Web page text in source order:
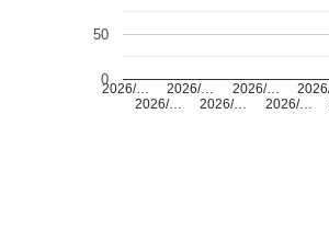
2026/…
2026/…
2026/…
2026/…
2026/…
2026/…
0
50